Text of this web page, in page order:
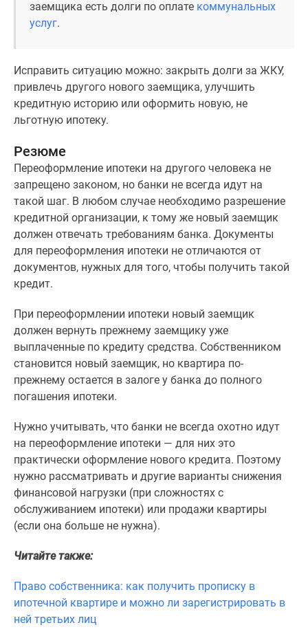
заемщика есть долги по оплате коммунальных
услуг.
Исправить ситуацию можно: закрыть долги за ЖКУ,
привлечь другого нового заемщика, улучшить
кредитную историю или оформить новую, не
льготную ипотеку.
Резюме
Переоформление ипотеки на другого человека не
запрещено законом, но банки не всегда идут на
такой шаг. В любом случае необходимо разрешение
кредитной организации, к тому же новый заемщик
должен отвечать требованиям банка. Документы
для переоформления ипотеки не отличаются от
документов, нужных для того, чтобы получить такой
кредит.
При переоформлении ипотеки новый заемщик
должен вернуть прежнему заемщику уже
выплаченные по кредиту средства. Собственником
становится новый заемщик, но квартира по-
прежнему остается в залоге у банка до полного
погашения ипотеки.
Нужно учитывать, что банки не всегда охотно идут
на переоформление ипотеки — для них это
практически оформление нового кредита. Поэтому
нужно рассматривать и другие варианты снижения
финансовой нагрузки (при сложностях с
обслуживанием ипотеки) или продажи квартиры
(если она больше не нужна).
Читайте также:
Право собственника: как получить прописку в
ипотечной квартире и можно ли зарегистрировать в
ней третьих лиц